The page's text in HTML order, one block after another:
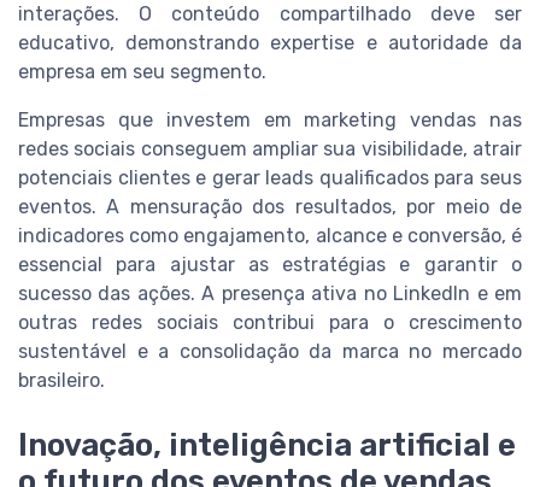
interações. O conteúdo compartilhado deve ser
educativo, demonstrando expertise e autoridade da
empresa em seu segmento.
Empresas que investem em marketing vendas nas
redes sociais conseguem ampliar sua visibilidade, atrair
potenciais clientes e gerar leads qualificados para seus
eventos. A mensuração dos resultados, por meio de
indicadores como engajamento, alcance e conversão, é
essencial para ajustar as estratégias e garantir o
sucesso das ações. A presença ativa no LinkedIn e em
outras redes sociais contribui para o crescimento
sustentável e a consolidação da marca no mercado
brasileiro.
Inovação, inteligência artificial e